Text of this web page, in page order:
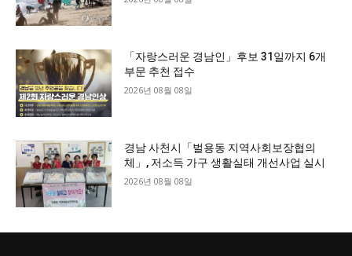
「자랑스러운 경남인」후보 31일까지 6개
부문 추천 접수
2026년 08월 08일
경남 사천시「벌용동 지역사회보장협의
체」, 저소득 가구 생활실태 개선사업 실시
2026년 08월 08일